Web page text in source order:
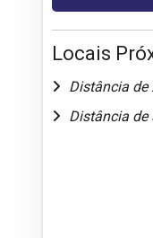
Locais
Distância de
Distância de